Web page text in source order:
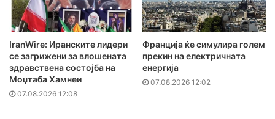
IranWire: Иранските лидери
се загрижени за влошената
здравствена состојба на
Моџтаба Хамнеи
07.08.2026 12:08
Франција ќе симулира голем
прекин на електричната
енергија
07.08.2026 12:02